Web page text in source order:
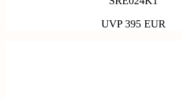
UVP 395 EUR